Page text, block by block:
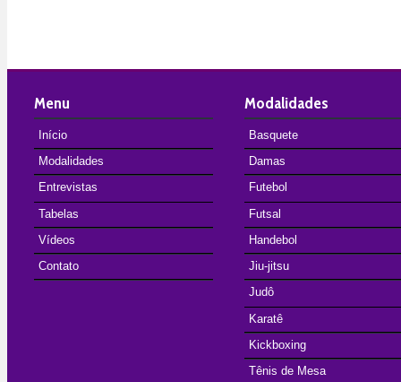
Menu
Início
Modalidades
Entrevistas
Tabelas
Vídeos
Contato
Modalidades
Basquete
Damas
Futebol
Futsal
Handebol
Jiu-jitsu
Judô
Karatê
Kickboxing
Tênis de Mesa